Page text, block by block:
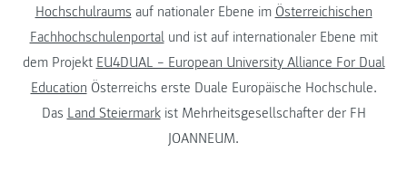
Hochschulraums auf nationaler Ebene im Österreichischen
Fachhochschulenportalund ist auf internationaler Ebene mit
dem Projekt EU4DUAL – European University Alliance For Dual
Education Österreichs erste Duale Europäische Hochschule.
Das Land Steiermarkist Mehrheitsgesellschafter der FH
JOANNEUM.